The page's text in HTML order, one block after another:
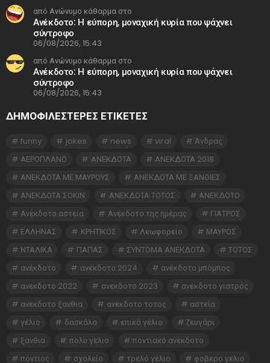
από Ανώνυμο κάθαρμα στο
Ανέκδοτο: Η εύπορη, μοναχική κυρία που ψάχνει
σύντροφο
06/08/2026, 15:43
από Ανώνυμο κάθαρμα στο
Ανέκδοτο: Η εύπορη, μοναχική κυρία που ψάχνει
σύντροφο
06/08/2026, 15:43
ΔΗΜΟΦΙΛΕΣΤΕΡΕΣ ΕΤΙΚΈΤΕΣ
funny jokes news viral
Άνδρας
ΑΕΡΟΠΛΑΝΟ
ΑΝΕΚΔΟΤΑ
ΑΝΕΚΔΟΤΑ 2018
ΑΝΕΚΔΟΤΑ ΜΕ ΜΑΥΡΟΥΣ
ΑΝΕΚΔΟΤΑ ΜΕ ΞΑΝΘΙΕΣ
ΑΝΕΚΔΟΤΑ ΣΟΚΙΝ
ΑΝΕΚΔΟΤΑ ΤΟΤΟΣ
ΑΝΕΚΔΟΤΟ
Ανέκδοτα αστεία
Ανέκδοτο της ημέρας
ΓΙΑΤΡΟΣ
ΕΛΛΗΝΑΣ
ΚΡΗΤΙΚΟΣ Λεωφορείο
ΜΑΥΡΟΣ
ΝΤΑΛΙΚΑ
ΠΑΠΑΣ ΣΥΝΤΟΜΑ ΑΝΕΚΔΟΤΑ
ΤΟΤΟΣ
ανέκδοτο
ανέκδοτο 2024
ανέκδοτο μπόμπος
ανεκδοτο 2022
ανεκδοτο 2023
ανεκδοτο γιατρός
ανεκδοτο ξανθια
ανεκδοτο τοτος
αστεία
γέλιο
δασκάλα επικό γέλιο
ζευγάρι
ξανθια
πολυ γελιο
ποντιακό ανέκδοτο
πόντιος
σχολείο τρελό γέλιο
φοβερο γελιο